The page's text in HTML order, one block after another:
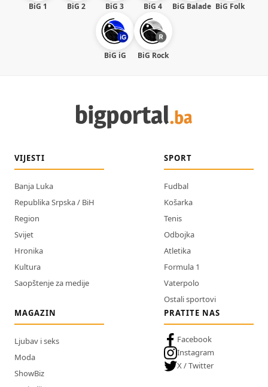
BiG 1 BiG 2 BiG 3 BiG 4 BiG Balade BiG Folk
BiG iG BiG Rock
VIJESTI
Banja Luka
Republika Srpska / BiH
Region
Svijet
Hronika
Kultura
Saopštenje za medije
SPORT
Fudbal
Košarka
Tenis
Odbojka
Atletika
Formula 1
Vaterpolo
Ostali sportovi
MAGAZIN
Ljubav i seks
Moda
ShowBiz
PRATITE NAS
Facebook
Instagram
X / Twitter